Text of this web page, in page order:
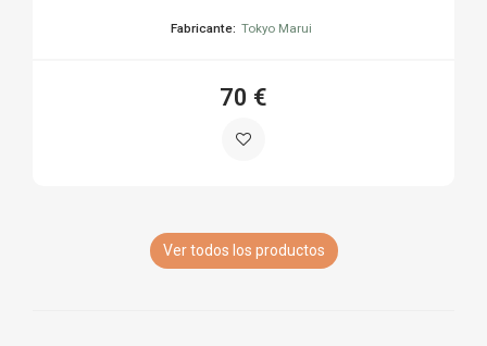
Fabricante: Tokyo Marui
70 €
Ver todos los productos